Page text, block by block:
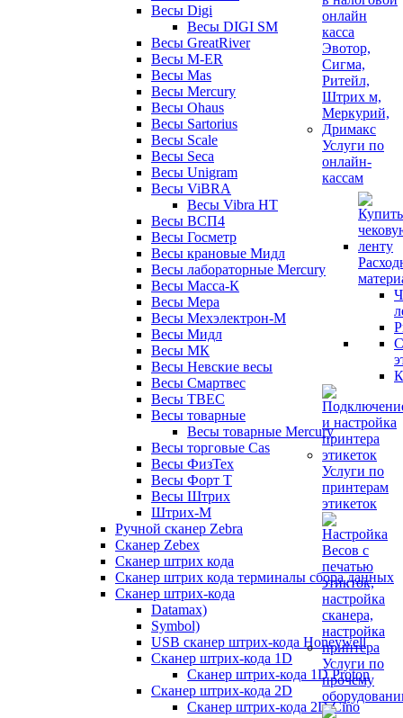
Весы Digi
Весы DIGI SM
Весы GreatRiver
Весы M-ER
Весы Mas
Весы Mercury
Весы Ohaus
Весы Sartorius
Весы Scale
Весы Seca
Весы Unigram
Весы ViBRA
Весы Vibra HT
Весы ВСП4
Весы Госметр
Весы крановые Мидл
Весы лабораторные Mercury
Весы Масса-К
Весы Мера
Весы Мехэлектрон-М
Весы Мидл
Весы МК
Весы Невские весы
Весы Смартвес
Весы ТВЕС
Весы товарные
Весы товарные Mercury
Весы торговые Cas
Весы ФизТех
Весы Форт Т
Весы Штрих
Штрих-М
Ручной сканер Zebra
Сканер Zebex
Сканер штрих кода
Сканер штрих кода терминалы сбора данных
Сканер штрих-кода
Datamax)
Symbol)
USB сканер штрих-кода Honeywell
Сканер штрих-кода 1D
Сканер штрих-кода 1D Proton
Сканер штрих-кода 2D
Сканер штрих-кода 2D Cino
Услуги по
онлайн-
кассам
Услуги по
принтерам
этикеток
Услуги по
прочему